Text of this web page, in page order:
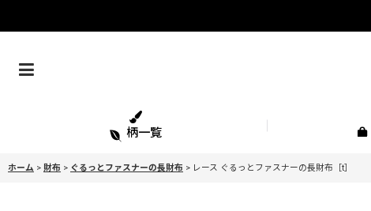
柄一覧
ホーム > 財布 > ぐるっとファスナーの長財布 > レース ぐるっとファスナーの長財布［t］